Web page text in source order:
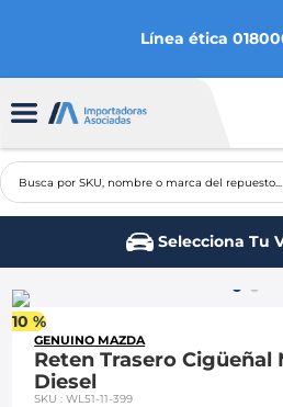
Línea ética
Busca por SKU, nombre o
Selecciona Tu
10 %
GENUINO MAZDA
Reten Trasero Cigüeñal
Diesel
SKU:WL51-11-399
2
3.
spark gt
ford fiesta